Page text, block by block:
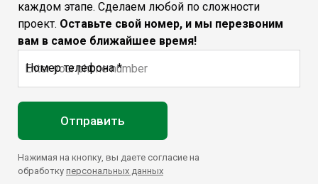
каждом этапе. Сделаем любой по сложности
проект. Оставьте свой номер, и мы перезвоним
вам в самое ближайшее время!
Номер телефона *
Отправить
Нажимая на кнопку, вы даете согласие на
обработку персональных данных